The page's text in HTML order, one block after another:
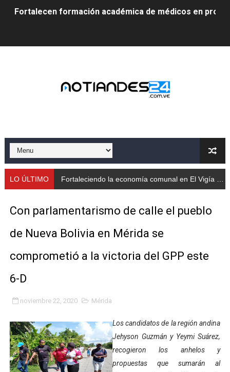
Fortalecen formación académica de médicos en
Fundecem inició con éxito el taller vacacional de
Iniciación al yoga reúne a diversos clubes deportivos
Mincomunas impulsa el autogobierno en Mérida con
Gobernación de Mérida realizó jornada socialista en
Club "Rápidos de Zea" brilló en el Primer Festival de
84 estudiantes celebraron su graduación en el
LO ÚLTIMO Fortaleciendo la economía comunal en El Vigía con microcréditos a emprendedores y producto
Con parlamentarismo de calle el pueblo
de Nueva Bolivia en Mérida se
comprometió a la victoria del GPP este
6-D
noviembre 22, 2020 Mérida
Los candidatos de la región andina
Jehyson Guzmán y Yeymi Suárez,
recogieron los anhelos y
propuestas que sumarán al